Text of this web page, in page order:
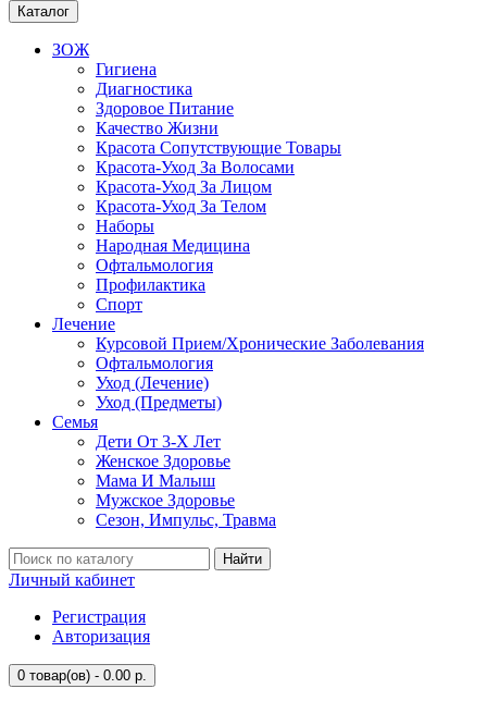
Каталог
ЗОЖ
Гигиена
Диагностика
Здоровое Питание
Качество Жизни
Красота Сопутствующие Товары
Красота-Уход За Волосами
Красота-Уход За Лицом
Красота-Уход За Телом
Наборы
Народная Медицина
Офтальмология
Профилактика
Спорт
Лечение
Курсовой Прием/Хронические Заболевания
Офтальмология
Уход (Лечение)
Уход (Предметы)
Семья
Дети От 3-Х Лет
Женское Здоровье
Мама И Малыш
Мужское Здоровье
Сезон, Импульс, Травма
Найти
Личный кабинет
Регистрация
Авторизация
0 товар(ов) - 0.00 р.